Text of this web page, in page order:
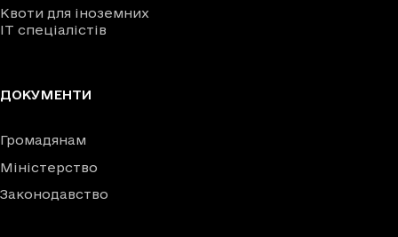
Квоти для іноземних
IT спеціалістів
ДОКУМЕНТИ
Громадянам
Міністерство
Законодавство